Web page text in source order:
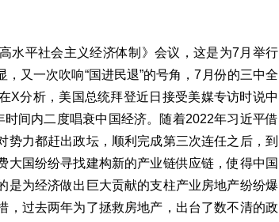
水平社会主义经济体制》会议，这是为7月举行
又一次吹响“国进民退”的号角，7月份的三中全
X分析，美国总统拜登近日接受美媒专访时说中
时间内二度唱衰中国经济。随着2022年习近平借
力都赶出政坛，顺利完成第三次连任之后，到
大国纷纷寻找建构新的产业链供应链，使得中国
是为经济做出巨大贡献的支柱产业房地产纷纷爆
，过去两年为了拯救房地产，出台了数不清的政